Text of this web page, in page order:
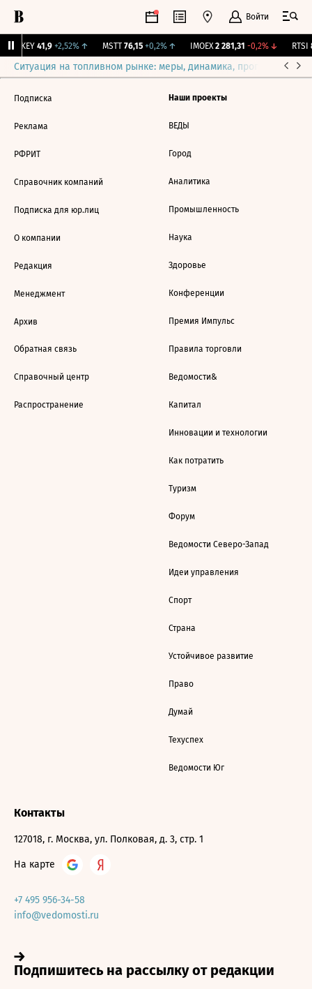
Войти
OKEY 41,9 +2,52%↑ MSTT 76,15 +0,2%↑ IMOEX 2 281,31 -0,2%↓ RTSI
Ситуация на топливном рынке: меры, динамика, прогнозы
Подписка
Реклама
РФРИТ
Справочник компаний
Подписка для юр.лиц
О компании
Редакция
Менеджмент
Архив
Обратная связь
Справочный центр
Распространение
Наши проекты
ВЕДЫ
Город
Аналитика
Промышленность
Наука
Здоровье
Конференции
Премия Импульс
Правила торговли
Ведомости&
Капитал
Инновации и технологии
Как потратить
Туризм
Форум
Ведомости Северо-Запад
Идеи управления
Спорт
Страна
Устойчивое развитие
Право
Думай
Техуспех
Ведомости Юг
Контакты
127018, г. Москва, ул. Полковая, д. 3, стр. 1
На карте
+7 495 956-34-58
info@vedomosti.ru